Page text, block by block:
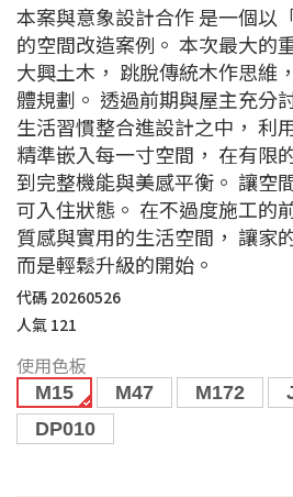
本案與意象設計合作 是一個以
的空間改造案例。 本次最大的
大興土木， 跳脫傳統木作思維
體規劃。 透過前期與屋主充分
生活習慣整合進設計之中， 利
精準嵌入每一寸空間， 在有限
到完整機能與美感平衡。 讓空
可入住狀態。 在不過度施工的
質感與實用的生活空間， 讓家
而是輕鬆升級的開始。
代碼 20260526
人氣 121
使用色板
M15 M47 M172
DP010